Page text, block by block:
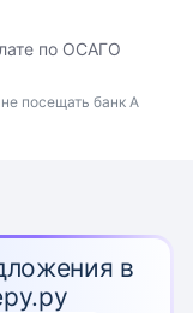
по ОСАГО
посещать банк А
в